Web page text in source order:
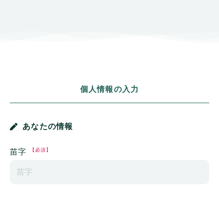
個人情報の入力
あなたの情報
苗字 【必須】